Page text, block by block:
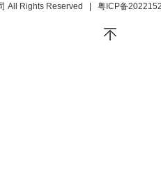
All Rights Reserved 粤ICP备